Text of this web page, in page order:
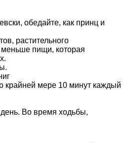
обедайте, как принц и
растительного
пищи, которая
крайней мере 10 минут каждый
Во время ходьбы,